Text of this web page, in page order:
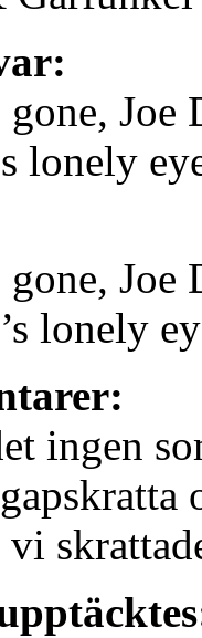
Joe
lonely
Joe
lonely
ingen